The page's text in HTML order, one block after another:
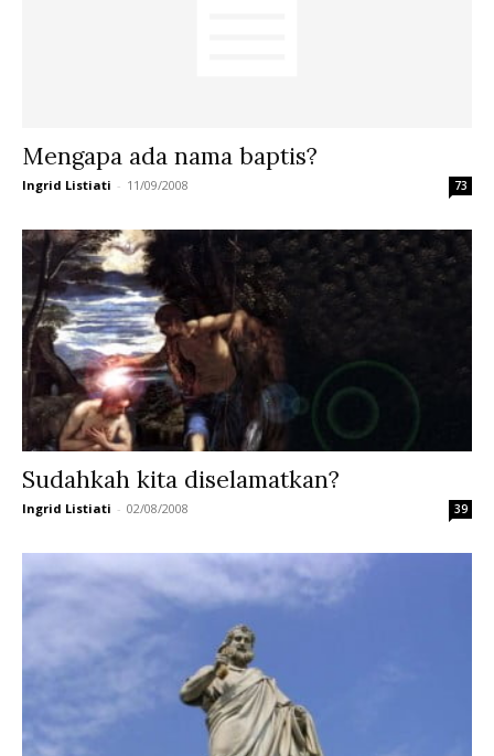
Mengapa ada nama baptis?
Ingrid Listiati - 11/09/2008 73
Sudahkah kita diselamatkan?
Ingrid Listiati - 02/08/2008 39